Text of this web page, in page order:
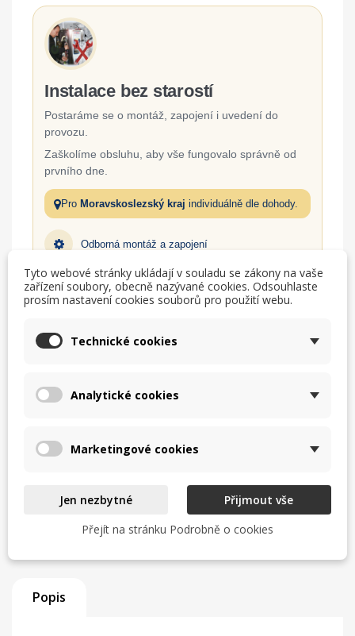
Instalace bez starostí
Postaráme se o montáž, zapojení i uvedení do
provozu.
Zaškolíme obsluhu, aby vše fungovalo správně od
prvního dne.
Pro Moravskoslezský kraj individuálně dle dohody.
Odborná montáž a zapojení
Uvedení do provozu a odzkoušení
Zjistit více
MÁM DOTAZ
Popis
Tyto webové stránky ukládají v souladu se zákony na vaše
zařízení soubory, obecně nazývané cookies. Odsouhlaste
prosím nastavení cookies souborů pro použití webu.
Technické cookies
Analytické cookies
Marketingové cookies
Jen nezbytné
Přijmout vše
Přejít na stránku Podrobně o cookies